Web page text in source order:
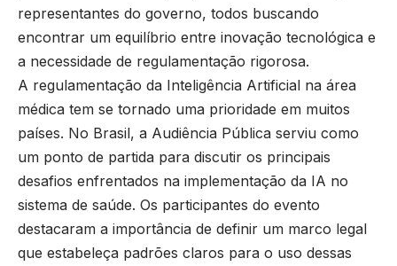
representantes do governo, todos buscando
encontrar um equilíbrio entre inovação tecnológica e
a necessidade de regulamentação rigorosa.
A regulamentação da Inteligência Artificial na área
médica tem se tornado uma prioridade em muitos
países. No Brasil, a Audiência Pública serviu como
um ponto de partida para discutir os principais
desafios enfrentados na implementação da IA no
sistema de saúde. Os participantes do evento
destacaram a importância de definir um marco legal
que estabeleça padrões claros para o uso dessas